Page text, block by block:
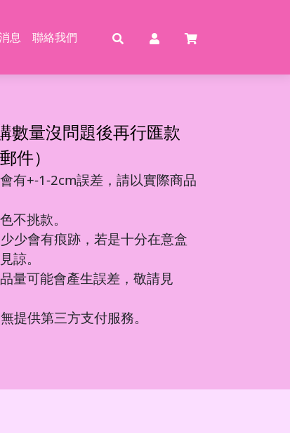
息 聯絡我們
數量沒問題後再行匯款
件）
有+-1-2cm誤差，請以實際商品
不挑款。
少會有痕跡，若是十分在意盒
諒。
量可能會產生誤差，敬請見
提供第三方支付服務。